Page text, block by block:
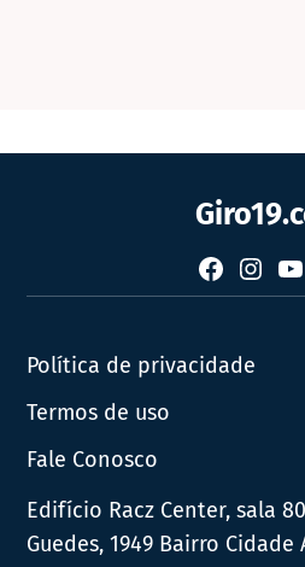
Facebook
Política de privacidade
Termos de uso
Fale Conosco
Edifício Racz Center, sala
Guedes, 1949 Bairro Cidade